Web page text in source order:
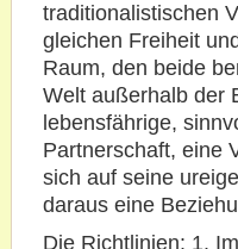
traditionalistischen
gleichen Freiheit
Raum, den beide
Welt außerhalb der
lebensfährige,
Partnerschaft, eine
sich auf seine
daraus eine
Die Richtlinien: 1.